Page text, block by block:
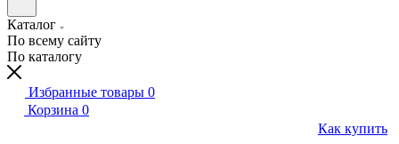
Каталог
По всему сайту
По каталогу
Избранные товары 0
Корзина 0
Как купить